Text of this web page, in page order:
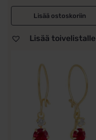
Lisää ostoskoriin
Lisää toivelistalle